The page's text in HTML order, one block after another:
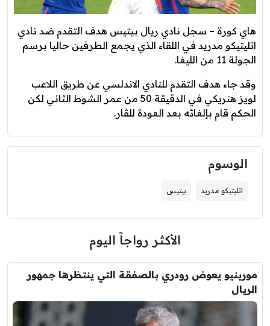
هاي كورة – سجل نادي ريال بيتيس هدف التقدم ضد نادي
اتليتيكو مدريد في اللقاء الذي يجمع الطرفين حاليا برسم
الجولة 11 من الليغا.
وقد جاء هدف التقدم للنادي الاندلسي عن طريق اللاعب
لويز هنريكي في الدقيقة 50 من عمر الشوط الثاني لكن
الحكم قام بإلغائه بعد العودة للڤار.
الوسوم
اتليتيكو مدريد بيتيس
الأكثر رواجاً اليوم
مورينيو يعوض رودري بالصفقة التي ينتظرها جمهور
الريال